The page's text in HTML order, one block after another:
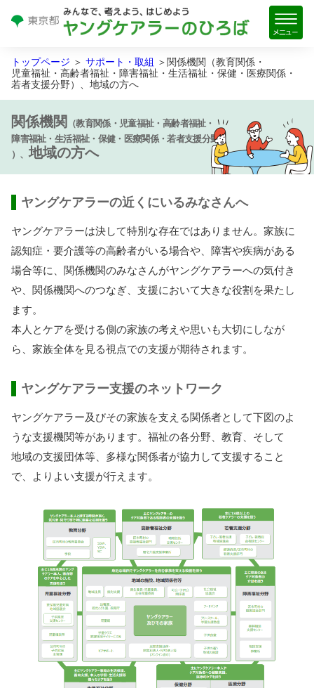
トップページ ＞サポート・取組 ＞ 関係機関 （教育関係 ・
児童福祉 ・高齢者福祉 ・ 障害福祉 ・生活福祉 ・保健 ・ 医療関係 ・
若者支援分野）、地域の方へ
関係機関 （教育関係・ 児童福祉・ 高齢者福祉・
障害福祉・ 生活福祉・ 保健・ 医療関係・若者支援分野
）、地域の方へ
ヤングケアラーの近くにいるみなさんへ
ヤングケアラーは決して特別 な存在ではありません。家族に
認知症 ・要介護等の高齢者がいる場合や、 障害や疾病がある
場合等に、 関係機関のみなさんがヤングケアラーへの気付き
や、 関係機関へのつなぎ、支援において大きな役割 を果たし
ます。
本人 とケアを受ける側の家族の考えや思いも大切にしなが
ら、家族全体を 見る視点での支援が期待されます。
ヤングケアラー支援のネットワーク
ヤングケアラー及びその家族を支える関係者として下図のよ
うな支援機関等があります。福祉の各分野 、教育 、そして
地域の支援団体等 多様な関係者が協力 して支援すること
で、よりよい支援が行えます。